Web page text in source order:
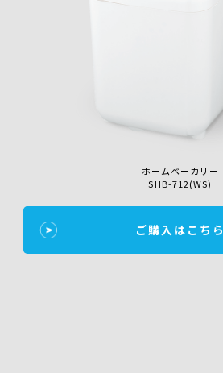
ホームベーカリー
SHB-712(WS)
ご購入はこちら